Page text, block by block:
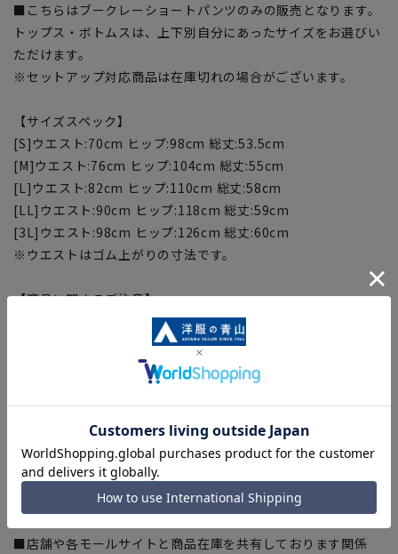
■こちらはブークレーショートパンツのみの販売となります。
トップス・ボトムスは、上下別自分にあったサイズをお選びい
ただけます。
※セットアップ対応商品は在庫切れの場合がございます。
【サイズスペック】
[S]ウエスト:70cm ヒップ:98cm 総丈:53.5cm
[M]ウエスト:76cm ヒップ:104cm 総丈:55cm
[L]ウエスト:82cm ヒップ:110cm 総丈:58cm
[LL]ウエスト:90cm ヒップ:118cm 総丈:59cm
[3L]ウエスト:98cm ヒップ:126cm 総丈:60cm
※ウエストはゴム上がりの寸法です。
【商品に関するご注意】
■商品画像はサンプルのため、色味やサイズ等の仕様に変更が
ある場合がございますので、予めご了承ください。
■生地や仕様・デザインにより、着用感や実際のサイズ表に若
干の誤差が生じる場合がございます。予めご了承ください。
■サイズスペックは仕上がりサイズを記載しております。一
部、商品現物におすすめサイズ(ヌードサイズ)を記載している
商品もございます。
■ブラウザやお使いのモニター環境、また撮影時の室内外の光
加減により、実際の商品と掲載画像の色味が異なる場合がござ
■店舗や各モールサイトと商品在庫を共有しております関係